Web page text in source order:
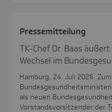
Pres­se­mit­tei­lung
TK-Chef Dr. Baas
Wechsel im
Hamburg, 24. Juli 2026.
als neuen
Vorstandsvorsitzender der